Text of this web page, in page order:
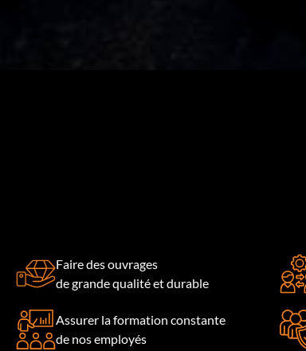
Faire des ouvrages
de grande qualité et durable
Assurer la formation constante
de nos employés